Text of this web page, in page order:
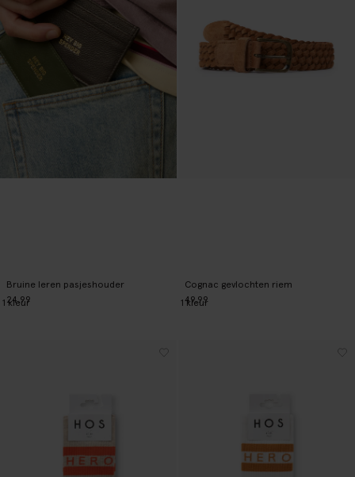
Bruine leren pasjeshouder
24.99
1 kleur
Cognac gevlochten riem
49.99
1kleur